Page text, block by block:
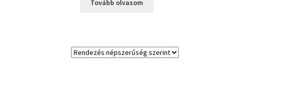
Tovább olvasom